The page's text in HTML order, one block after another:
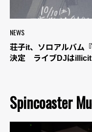
NEWS
荘子it、ソロアルバム
決定 ライブDJは
Spincoaster